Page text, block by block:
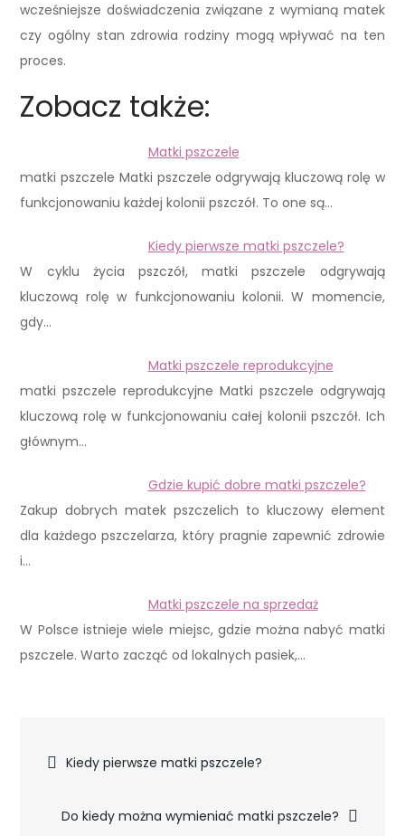
wcześniejsze doświadczenia związane z wymianą matek
czy ogólny stan zdrowia rodziny mogą wpływać na ten
proces.
Zobacz także:
Matki pszczele
matki pszczele Matki pszczele odgrywają kluczową rolę w
funkcjonowaniu każdej kolonii pszczół. To one są…
Kiedy pierwsze matki pszczele?
W cyklu życia pszczół, matki pszczele odgrywają
kluczową rolę w funkcjonowaniu kolonii. W momencie,
gdy…
Matki pszczele reprodukcyjne
matki pszczele reprodukcyjne Matki pszczele odgrywają
kluczową rolę w funkcjonowaniu całej kolonii pszczół. Ich
głównym…
Gdzie kupić dobre matki pszczele?
Zakup dobrych matek pszczelich to kluczowy element
dla każdego pszczelarza, który pragnie zapewnić zdrowie
i…
Matki pszczele na sprzedaż
W Polsce istnieje wiele miejsc, gdzie można nabyć matki
pszczele. Warto zacząć od lokalnych pasiek,…
Nawigacja
wpisu
Kiedy pierwsze matki pszczele?
Do kiedy można wymieniać matki pszczele?